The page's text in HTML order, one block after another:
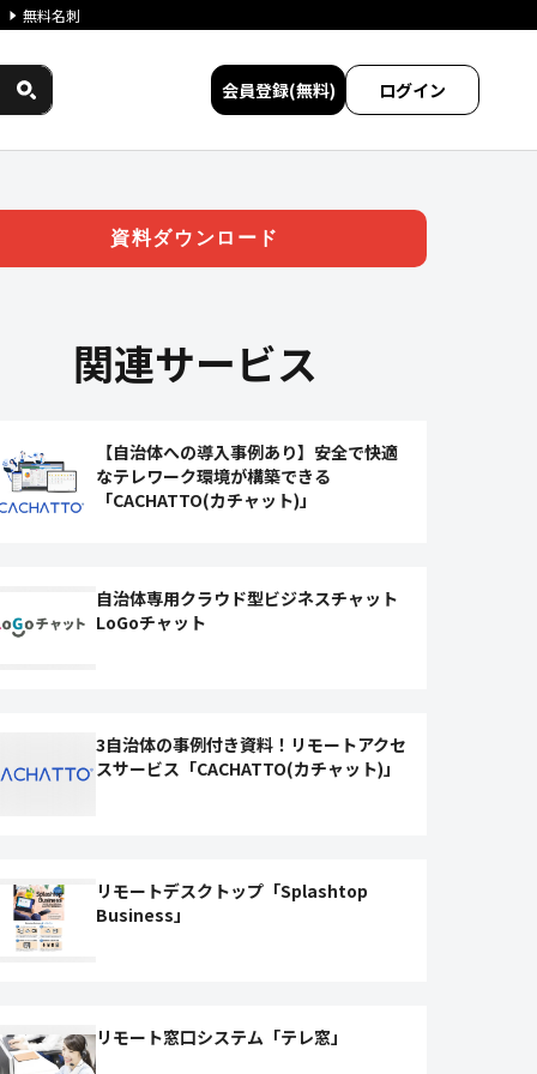
無料名刺
会員登録(無料) ログイン
資料ダウンロード
関連サービス
【自治体への導入事例あり】安全で快適
なテレワーク環境が構築できる
「CACHATTO(カチャット)」
自治体専用クラウド型ビジネスチャット
LoGoチャット
3自治体の事例付き資料！リモートアクセ
スサービス「CACHATTO(カチャット)」
リモートデスクトップ「Splashtop
Business」
リモート窓口システム「テレ窓」